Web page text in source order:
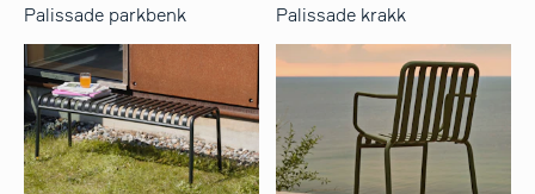
Palissade parkbenk Palissade krakk